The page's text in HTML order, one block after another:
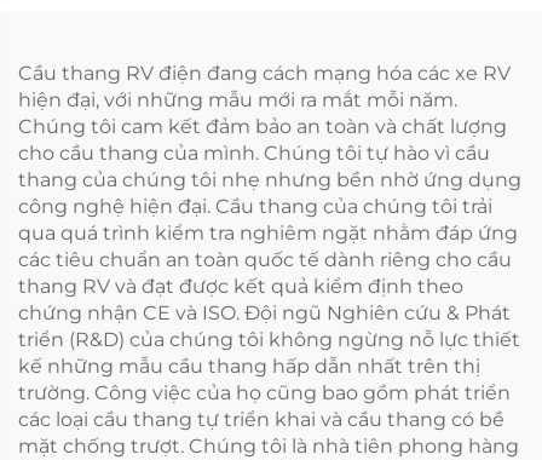
Cầu thang RV điện đang cách mạng hóa các xe RV
hiện đại, với những mẫu mới ra mắt mỗi năm.
Chúng tôi cam kết đảm bảo an toàn và chất lượng
cho cầu thang của mình. Chúng tôi tự hào vì cầu
thang của chúng tôi nhẹ nhưng bền nhờ ứng dụng
công nghệ hiện đại. Cầu thang của chúng tôi trải
qua quá trình kiểm tra nghiêm ngặt nhằm đáp ứng
các tiêu chuẩn an toàn quốc tế dành riêng cho cầu
thang RV và đạt được kết quả kiểm định theo
chứng nhận CE và ISO. Đội ngũ Nghiên cứu & Phát
triển (R&D) của chúng tôi không ngừng nỗ lực thiết
kế những mẫu cầu thang hấp dẫn nhất trên thị
trường. Công việc của họ cũng bao gồm phát triển
các loại cầu thang tự triển khai và cầu thang có bề
mặt chống trượt. Chúng tôi là nhà tiên phong hàng